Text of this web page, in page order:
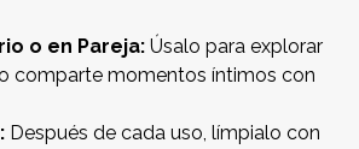
o en Pareja: Úsalo para explorar
comparte momentos íntimos con
Después de cada uso, límpialo con